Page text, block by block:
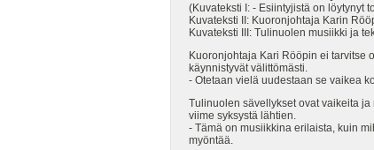
(Kuvateksti I: - Esiintyjistä on löytynyt
Kuvateksti II: Kuoronjohtaja Karin
Kuvateksti III: Tulinuolen musiikki ja
Kuoronjohtaja Kari Rööpin ei tarvitse
käynnistyvät välittömästi.
- Otetaan vielä uudestaan se vaikea
Tulinuolen sävellykset ovat vaikeita
viime syksystä lähtien.
- Tämä on musiikkina erilaista, kuin
myöntää.